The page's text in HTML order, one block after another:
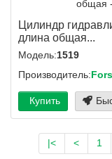
Цилиндр
длина общая...
Модель:1519
Производитель:
Купить
|< < 1